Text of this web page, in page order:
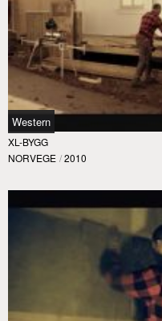
Western
XL-BYGG
NORVEGE / 2010